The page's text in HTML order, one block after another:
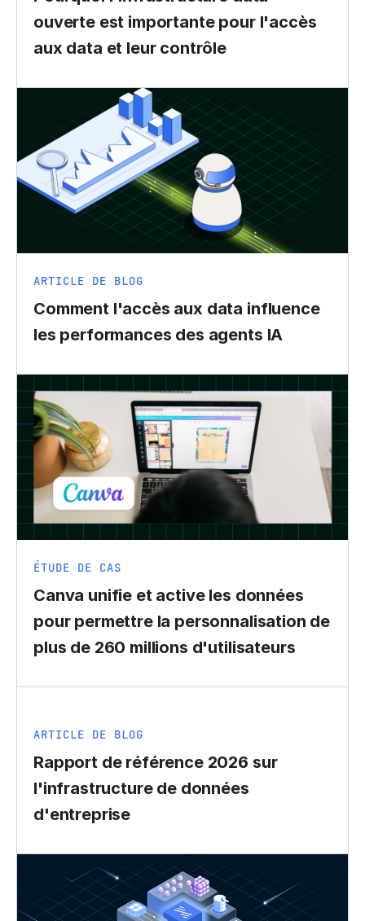
ouverte est importante pour l'accès
aux data et leur contrôle
ARTICLE DE BLOG
Comment l'accès aux data influence
les performances des agents IA
ÉTUDE DE CAS
Canva unifie et active les données
pour permettre la personnalisation de
plus de 260 millions d'utilisateurs
ARTICLE DE BLOG
Rapport de référence 2026 sur
l'infrastructure de données
d'entreprise